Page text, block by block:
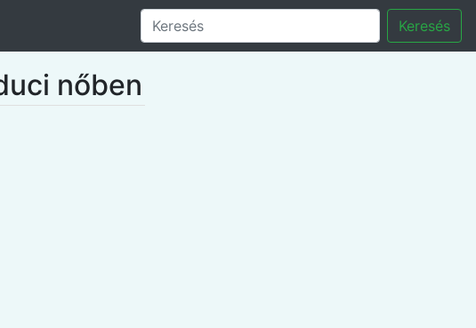
Keresés
nőben